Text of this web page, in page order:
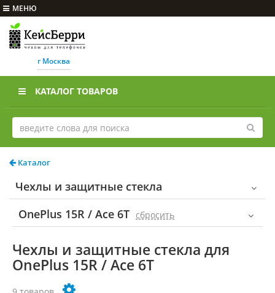
МЕНЮ
г Москва
КАТАЛОГ ТОВАРОВ
Каталог
Чехлы и защитные стекла
OnePlus 15R / Ace 6T cбросить
Чехлы и защитные стекла для
OnePlus 15R / Ace 6T